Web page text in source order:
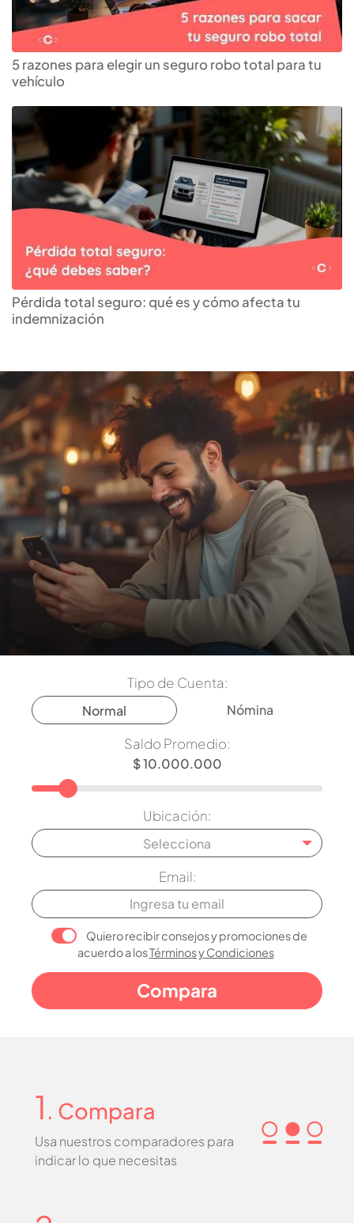
5 razones para elegir un seguro robo total para tu
vehículo
Pérdida total seguro: qué es y cómo afecta tu
indemnización
Encuentra la
ahorrosque más te
conviene
Tipo de Cuenta:
Normal
Nómina
Saldo Promedio:
Ubicación:
Selecciona
Email:
Quiero recibir consejos y promociones de
acuerdo a losTérminos y Condiciones
1 . Compara
Usa nuestros comparadores para
indicar lo que necesitas